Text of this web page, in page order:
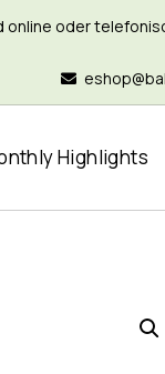
oder
Highlights